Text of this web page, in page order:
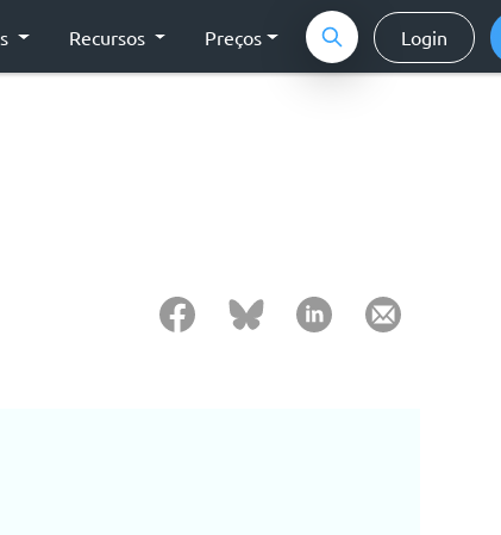
Recursos Preços Login